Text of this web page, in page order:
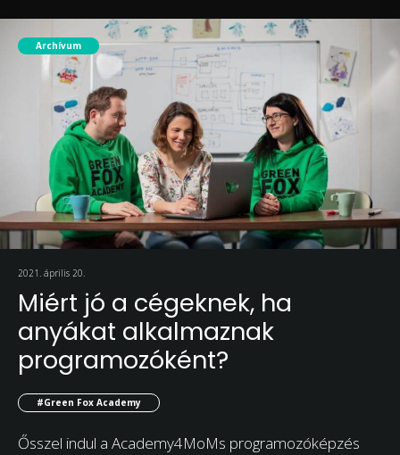
Archívum
2021. április 20.
Miért jó a cégeknek, ha
anyákat alkalmaznak
programozóként?
#Green Fox Academy
Ősszel indul a Academy4MoMs programozóképzés